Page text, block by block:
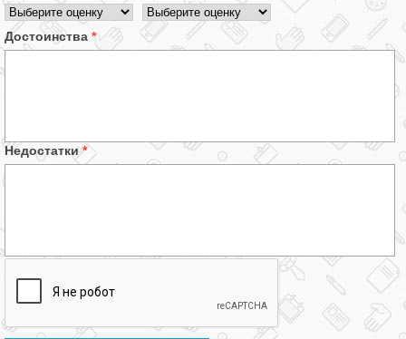
Достоинства *
Недостатки*